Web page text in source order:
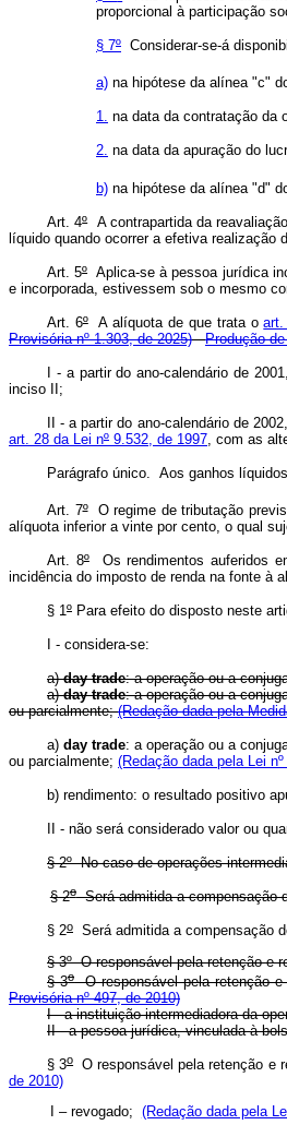
proporcional à participação
§ 7º Considerar-se-á
a) na hipótese da alínea "c"
1. na data da contratação da
2. na data da apuração do
b) na hipótese da alínea "d"
Art. 4ºA contrapartida da
líquido quando ocorrer a efetiva realização
Art. 5º Aplica-se à pessoa jurídica
e incorporada, estivessem sob o mesmo
Art. 6ºA alíquota de que trata oart.
Provisória nº 1.303, de 2025)
Produção
I - a partir do ano-calendário de
inciso II;
II - a partir do ano-calendário de
art. 28 da Lei nº 9.532, de 1997 , com as
Parágrafo único. Aos ganhos
Art. 7ºO regime de tributação
alíquota inferior a vinte por cento, o qual
Art. 8ºOs rendimentos auferidos
incidência do imposto de renda na fonte à
§ 1º Para efeito do disposto neste
I - considera-se:
a)day trade: a operação ou a
a)day trade: a operação ou a
ou parcialmente;(Redação dada pela
a)day trade: a operação ou a
ou parcialmente; (Redação dada pela Lei
b) rendimento: o resultado positivo
II - não será considerado valor ou
§ 2º No caso de operações
§ 2oSerá admitida a compensação
§ 2o Será admitida a compensação
§ 3º O responsável pela retenção e
§ 3oO responsável pela retenção e
Provisória nº 497, de 2010)
I - a instituição intermediadora da
II - a pessoa jurídica, vinculada à
§ 3o O responsável pela retenção e
de 2010)
I – revogado; (Redação dada pela